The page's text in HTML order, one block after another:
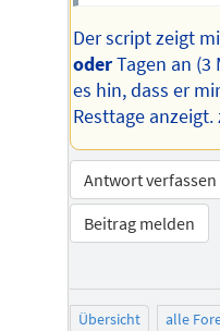
Der script zeigt
oderTagen an (3
es hin, dass er
Resttage anzeigt.
Antwort verfassen
Beitrag melden
Übersicht alle